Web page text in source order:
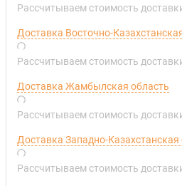
Рассчитываем стоимость
Доставка Восточно-
Рассчитываем стоимость
Доставка Жамбылская область
Рассчитываем стоимость
Доставка Западно-Казахстанская
Рассчитываем стоимость